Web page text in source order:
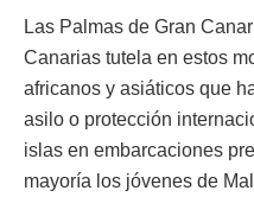
Las Palmas de Gran
Canarias tutela en estos
africanos y asiáticos que
asilo o protección
islas en embarcaciones
mayoría los jóvenes de